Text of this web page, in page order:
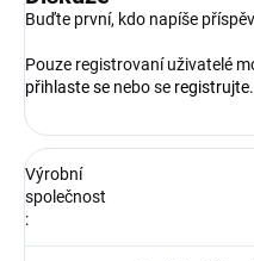
Buďte první, kdo napíše
Pouze registrovaní uživatelé
přihlaste se nebo se registrujte.
Výrobní
společnost
: